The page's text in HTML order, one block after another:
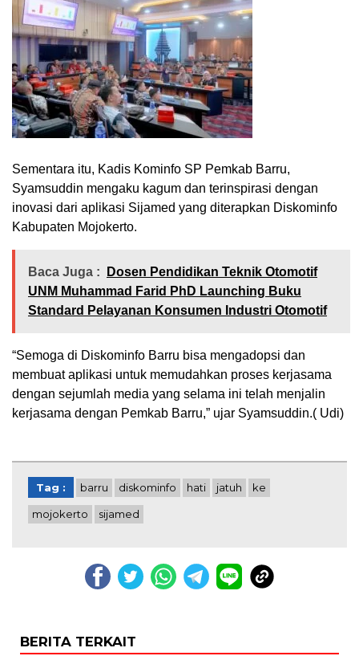
Sementara itu, Kadis Kominfo SP Pemkab Barru,
Syamsuddin mengaku kagum dan terinspirasi dengan
inovasi dari aplikasi Sijamed yang diterapkan Diskominfo
Kabupaten Mojokerto.
Baca Juga :
Dosen Pendidikan Teknik Otomotif
UNM Muhammad Farid PhD Launching Buku
Standard Pelayanan Konsumen Industri Otomotif
“Semoga di Diskominfo Barru bisa mengadopsi dan
membuat aplikasi untuk memudahkan proses kerjasama
dengan sejumlah media yang selama ini telah menjalin
kerjasama dengan Pemkab Barru,” ujar Syamsuddin.( Udi)
Tag : barru diskominfo hati jatuh ke
mojokerto sijamed
BERITA TERKAIT